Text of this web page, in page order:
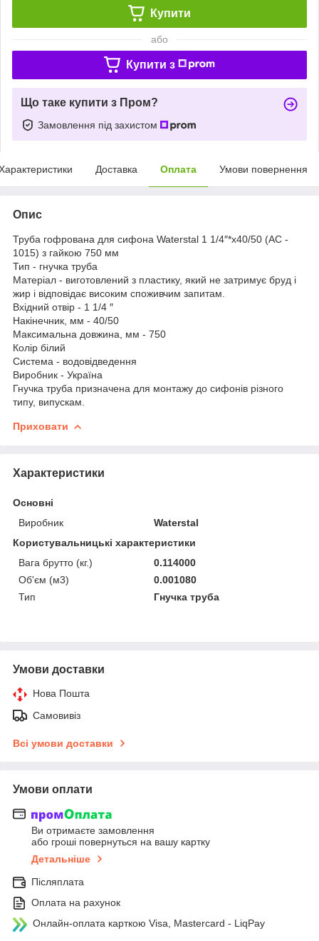
Купити
або
Купити з
Що таке купити з Пром?
Замовлення під захистом
Доставка Оплата Умови повернення
Опис
Труба гофрована для сифона Waterstal 1 1/4″*х40/50 (АС -
1015) з гайкою 750 мм
Тип - гнучка труба
Матеріал - виготовлений з пластику, який не затримує бруд і
жир і відповідає високим споживчим запитам.
Вхідний отвір - 1 1/4 ″
Накінечник, мм - 40/50
Максимальна довжина, мм - 750
Колір білий
Система - водовідведення
Виробник - Україна
Гнучка труба призначена для монтажу до сифонів різного
типу, випускам.
Приховати
Характеристики
Основні
Виробник
Waterstal
Користувальницькі характеристики
Вага брутто (кг.)
0.114000
Об'єм (м3)
0.001080
Тип
Гнучка труба
Умови доставки
Нова Пошта
Самовивіз
Всі умови доставки
Умови оплати
Ви отримаєте замовлення
або гроші повернуться на вашу картку
Детальніше
Післяплата
Оплата на рахунок
Онлайн-оплата карткою Visa, Mastercard - LiqPay